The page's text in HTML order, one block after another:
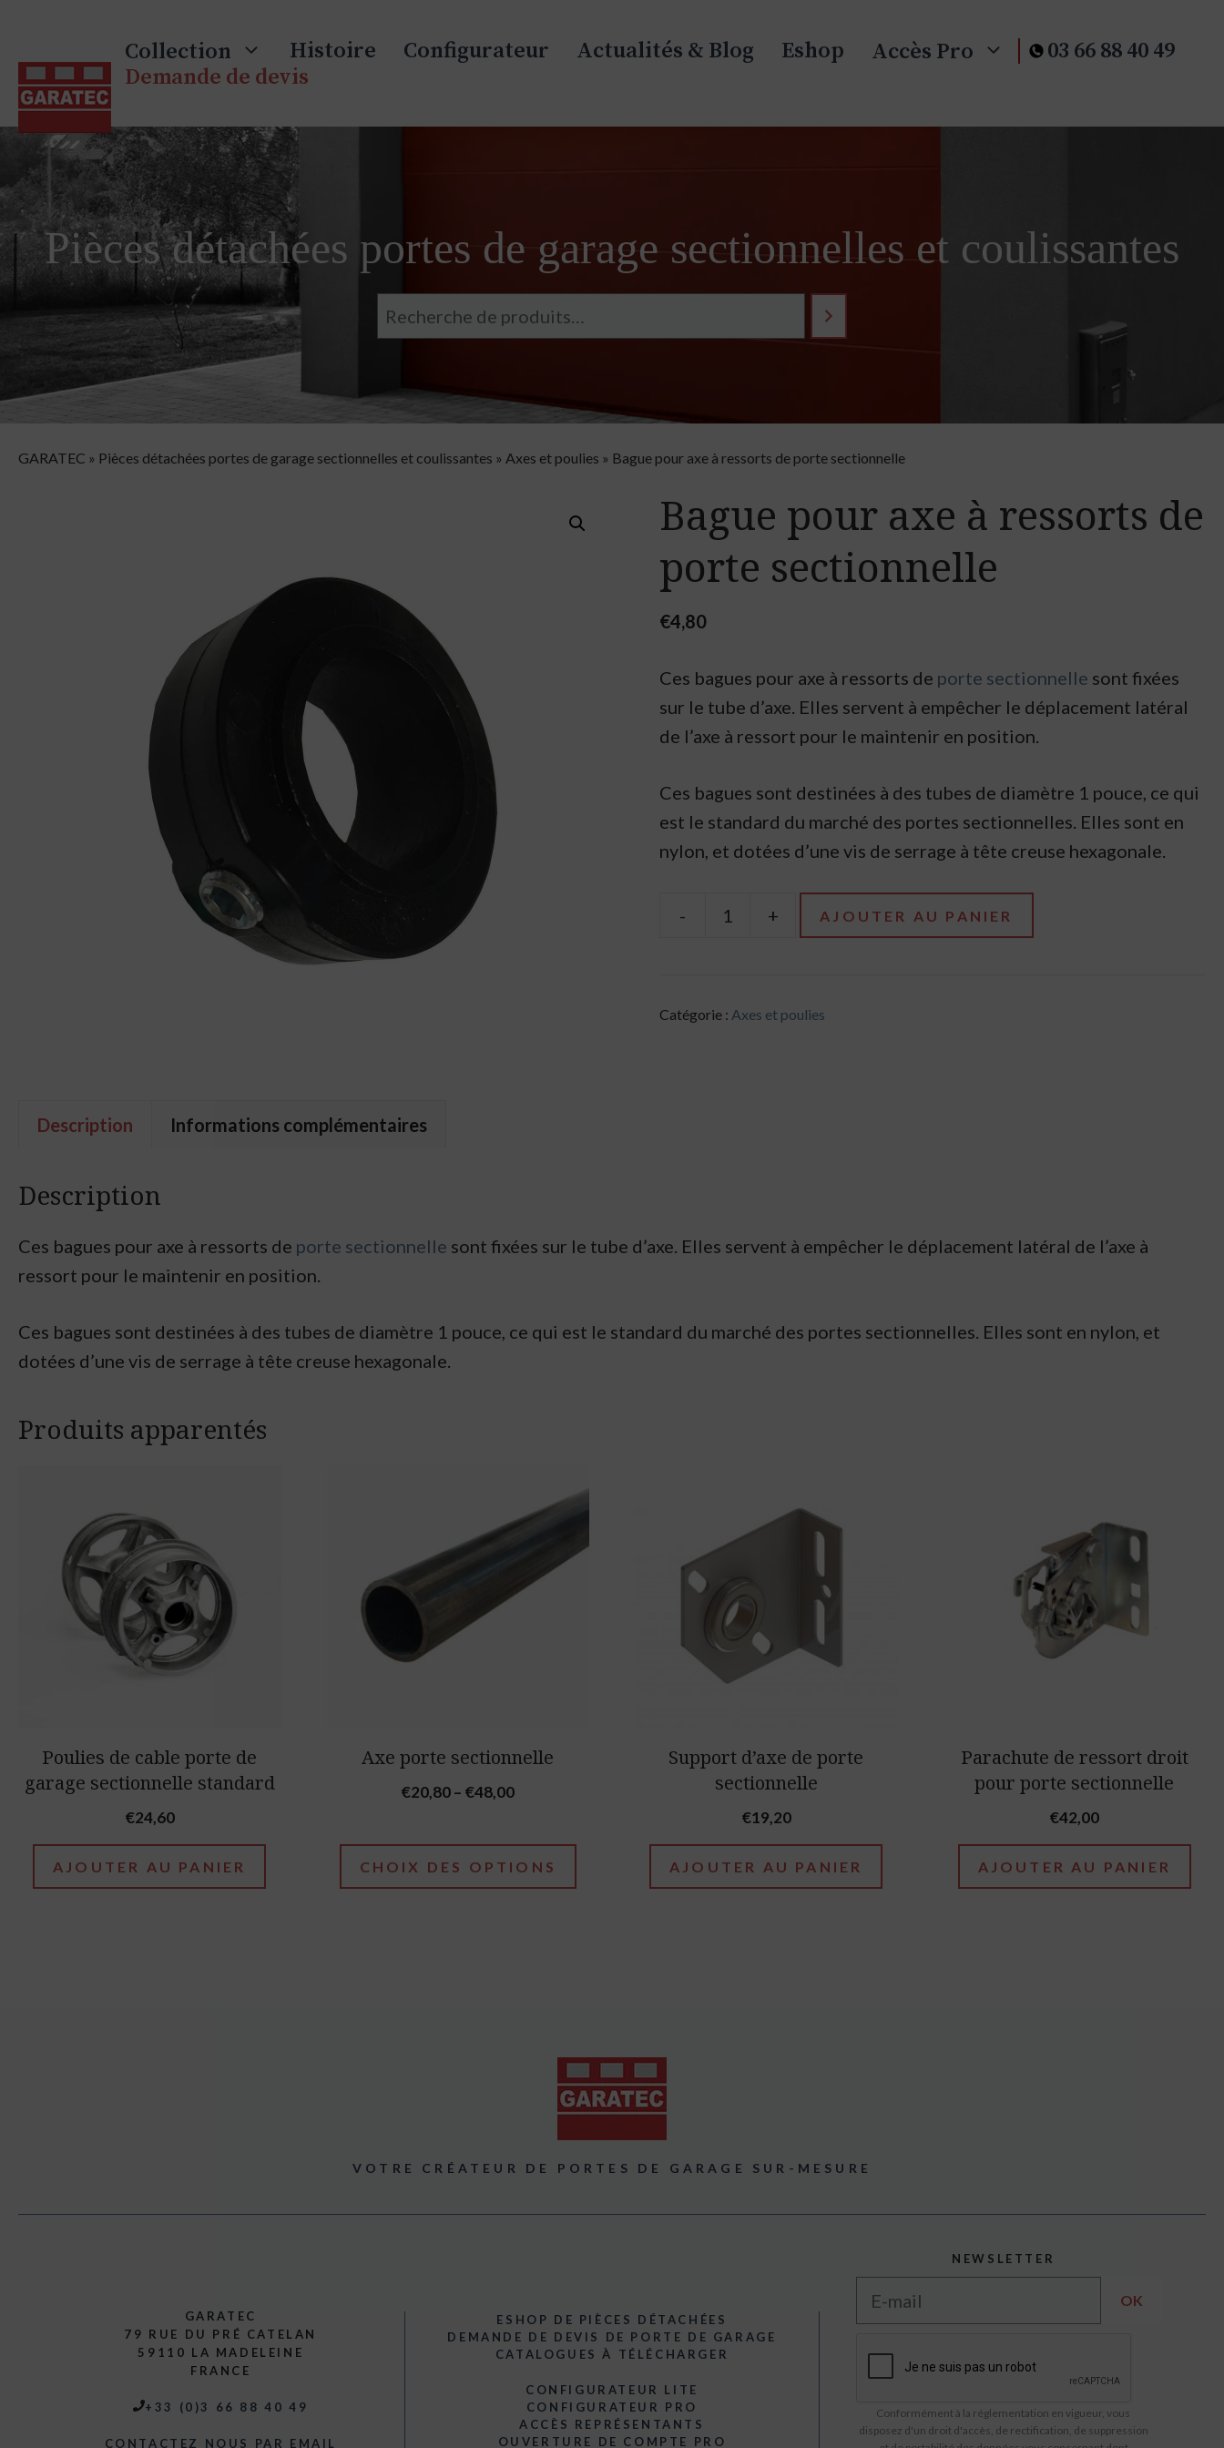
content
Collection Histoire Configurateur Actualités & Blog Eshop Accès Pro
03 66 88 40 49
Demande de devis
Pièces détachées portes de garage sectionnelles et coulissantes
GARATEC » Pièces détachées portes de garage sectionnelles et coulissantes » Axes et poulies » Bague pour axe à ressorts de porte sectionnelle
Bague pour axe à ressorts de
porte sectionnelle
€4,80
Ces bagues pour axe à ressorts de porte sectionnelle sont fixées
sur le tube d’axe. Elles servent à empêcher le déplacement latéral
de l’axe à ressort pour le maintenir en position.
Ces bagues sont destinées à des tubes de diamètre 1 pouce, ce qui
est le standard du marché des portes sectionnelles. Elles sont en
nylon, et dotées d’une vis de serrage à tête creuse hexagonale.
-
quantité
pour
+ AJOUTER AU PANIER
Catégorie : Axes et poulies
Description Informations complémentaires
Description
Ces bagues pour axe à ressorts de porte sectionnelle sont fixées sur le tube d’axe. Elles servent à empêcher le déplacement latéral de l’axe à
ressort pour le maintenir en position.
Ces bagues sont destinées à des tubes de diamètre 1 pouce, ce qui est le standard du marché des portes sectionnelles. Elles sont en nylon, et
dotées d’une vis de serrage à tête creuse hexagonale.
Produits apparentés
Poulies de cable porte de
garage sectionnelle standard
€24,60
AJOUTER AU PANIER
Axe porte sectionnelle
€20,80– €48,00Price
€20,80
through
€48,00
CHOIX DES OPTIONS
variants.
options
page
Support d’axe de porte
sectionnelle
€19,20
AJOUTER AU PANIER
Parachute de ressort droit
pour porte sectionnelle
€42,00
AJOUTER AU PANIER
VOTRE CRÉATEUR DE PORTES DE GARAGE SUR-MESURE
GARATEC
79 RUE DU PRÉ CATELAN
59110 LA MADELEINE
FRANCE
+33 (0)3 66 88 40 49
CONTACTEZ NOUS PAR EMAIL
ESHOP DE PIÈCES DÉTACHÉES
DEMANDE DE DEVIS DE PORTE DE GARAGE
CATALOGUES À TÉLÉCHARGER
CONFIGURATEUR LITE
CONFIGURATEUR PRO
ACCÈS REPRÉSENTANTS
OUVERTURE DE COMPTE PRO
NEWSLETTER
Conformément à la réglementation en vigueur, vous
disposez d'un droit d'accès, de rectification, de suppression